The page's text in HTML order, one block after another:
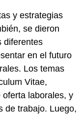
y estrategias
se dieron
diferentes
en el futuro
Los temas
Vitae,
laborales, y
de trabajo. Luego,